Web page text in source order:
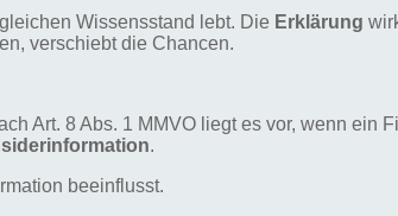
Wissensstand lebt. Die Erklärung
verschiebt die Chancen.
Art. 8 Abs. 1 MMVO liegt es vor, wenn ein
.
beeinflusst.